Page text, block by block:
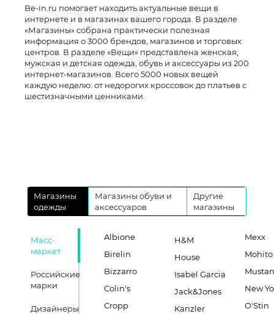
Be-in.ru помогает находить актуальные вещи в
интернете и в магазинах вашего города. В разделе
«Магазины» собрана практически полезная
информация о 3000 брендов, магазинов и торговых
центров. В разделе «Вещи» представлена женская,
мужская и детская одежда, обувь и аксессуары из 200
интернет-магазинов. Всего 5000 новых вещей
каждую неделю: от недорогих кроссовок до платьев с
шестизначными ценниками.
Магазины
одежды
Магазины обуви и
аксессуаров
Другие
магазины
Масс-
маркет
Российские
марки
Дизайнеры
Albione
Birelin
Bizzarro
Colin's
Cropp
H&M
House
Isabel Garcia
Jack&Jones
Kanzler
Mexx
Mohito
New
O'Stin